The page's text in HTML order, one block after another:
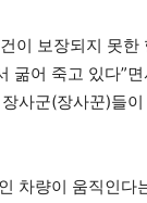
이 보장되지 못
굶어 죽고 있다”
사군(장사꾼)들
차량이 움직인